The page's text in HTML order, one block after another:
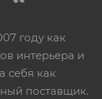
году как
интерьера и
себя как
поставщик.